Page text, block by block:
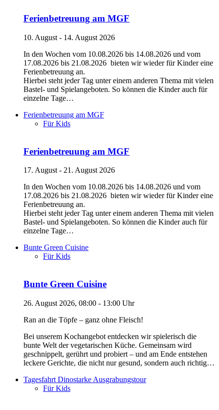
Ferienbetreuung am MGF
10. August - 14. August 2026
In den Wochen vom 10.08.2026 bis 14.08.2026 und vom
17.08.2026 bis 21.08.2026 bieten wir wieder für Kinder eine
Ferienbetreuung an.
Hierbei steht jeder Tag unter einem anderen Thema mit vielen
Bastel- und Spielangeboten. So können die Kinder auch für
einzelne Tage…
Ferienbetreuung am MGF
Für Kids
Ferienbetreuung am MGF
17. August - 21. August 2026
In den Wochen vom 10.08.2026 bis 14.08.2026 und vom
17.08.2026 bis 21.08.2026 bieten wir wieder für Kinder eine
Ferienbetreuung an.
Hierbei steht jeder Tag unter einem anderen Thema mit vielen
Bastel- und Spielangeboten. So können die Kinder auch für
einzelne Tage…
Bunte Green Cuisine
Für Kids
Bunte Green Cuisine
26. August 2026, 08:00 - 13:00 Uhr
Ran an die Töpfe – ganz ohne Fleisch!
Bei unserem Kochangebot entdecken wir spielerisch die
bunte Welt der vegetarischen Küche. Gemeinsam wird
geschnippelt, gerührt und probiert – und am Ende entstehen
leckere Gerichte, die nicht nur gesund, sondern auch richtig…
Tagesfahrt Dinostarke Ausgrabungstour
Für Kids